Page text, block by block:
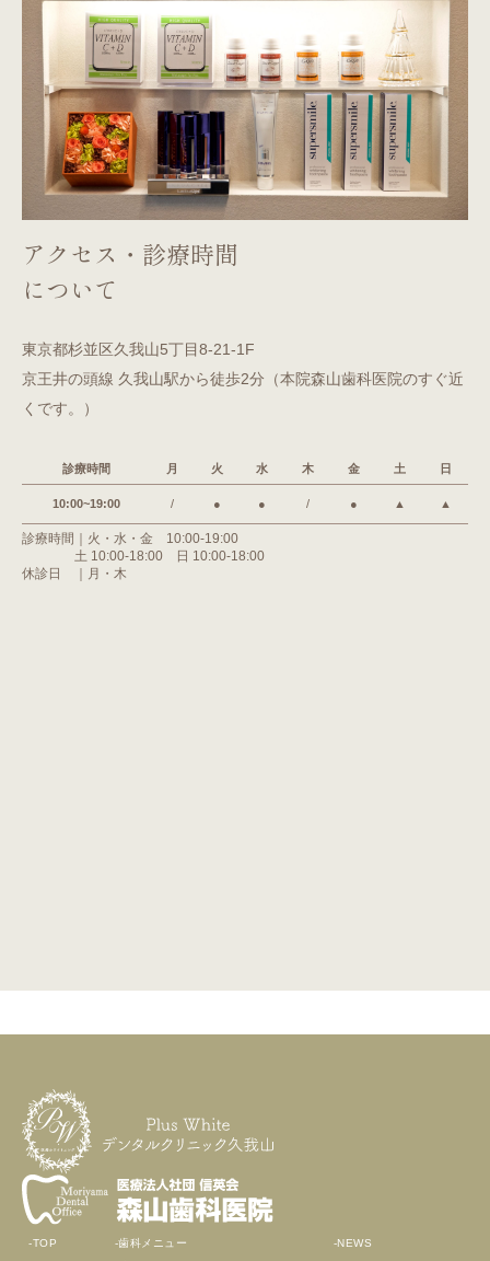
アクセス・診療時間
について
東京都杉並区久我山5丁目8-21-1F
京王井の頭線 久我山駅から徒歩2分（本院森山歯科医院のすぐ近
くです。）
診療時間 月 火 水 木 金 土 日
10:00~19:00 / ● ● / ● ▲ ▲
診療時間｜火・水・金 10:00-19:00
土 10:00-18:00 日 10:00-18:00
休診日 ｜月・木
TOP 歯科メニュー NEWS